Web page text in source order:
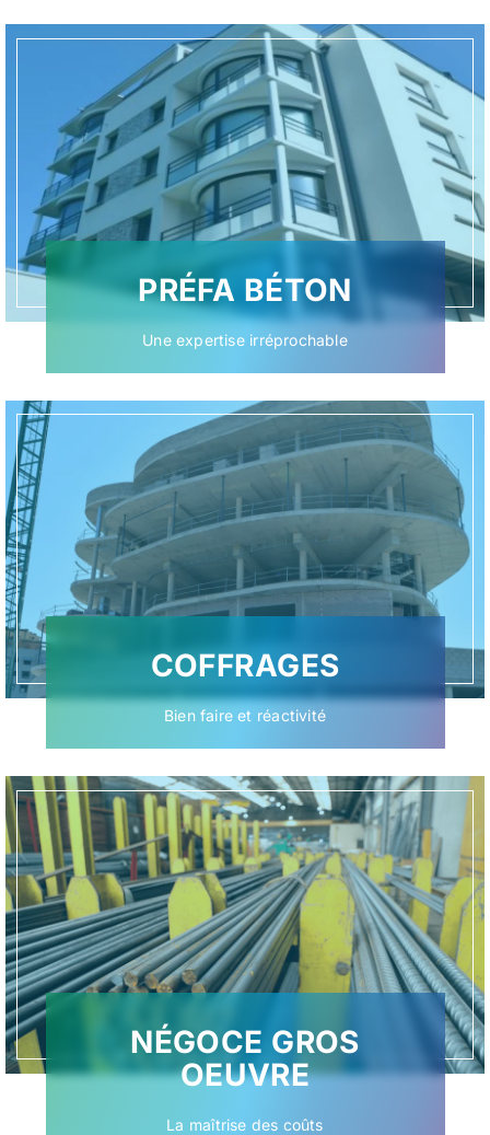
PRÉFA BÉTON
Une expertise irréprochable
COFFRAGES
Bien faire et réactivité
NÉGOCE GROS
OEUVRE
La maîtrise des coûts